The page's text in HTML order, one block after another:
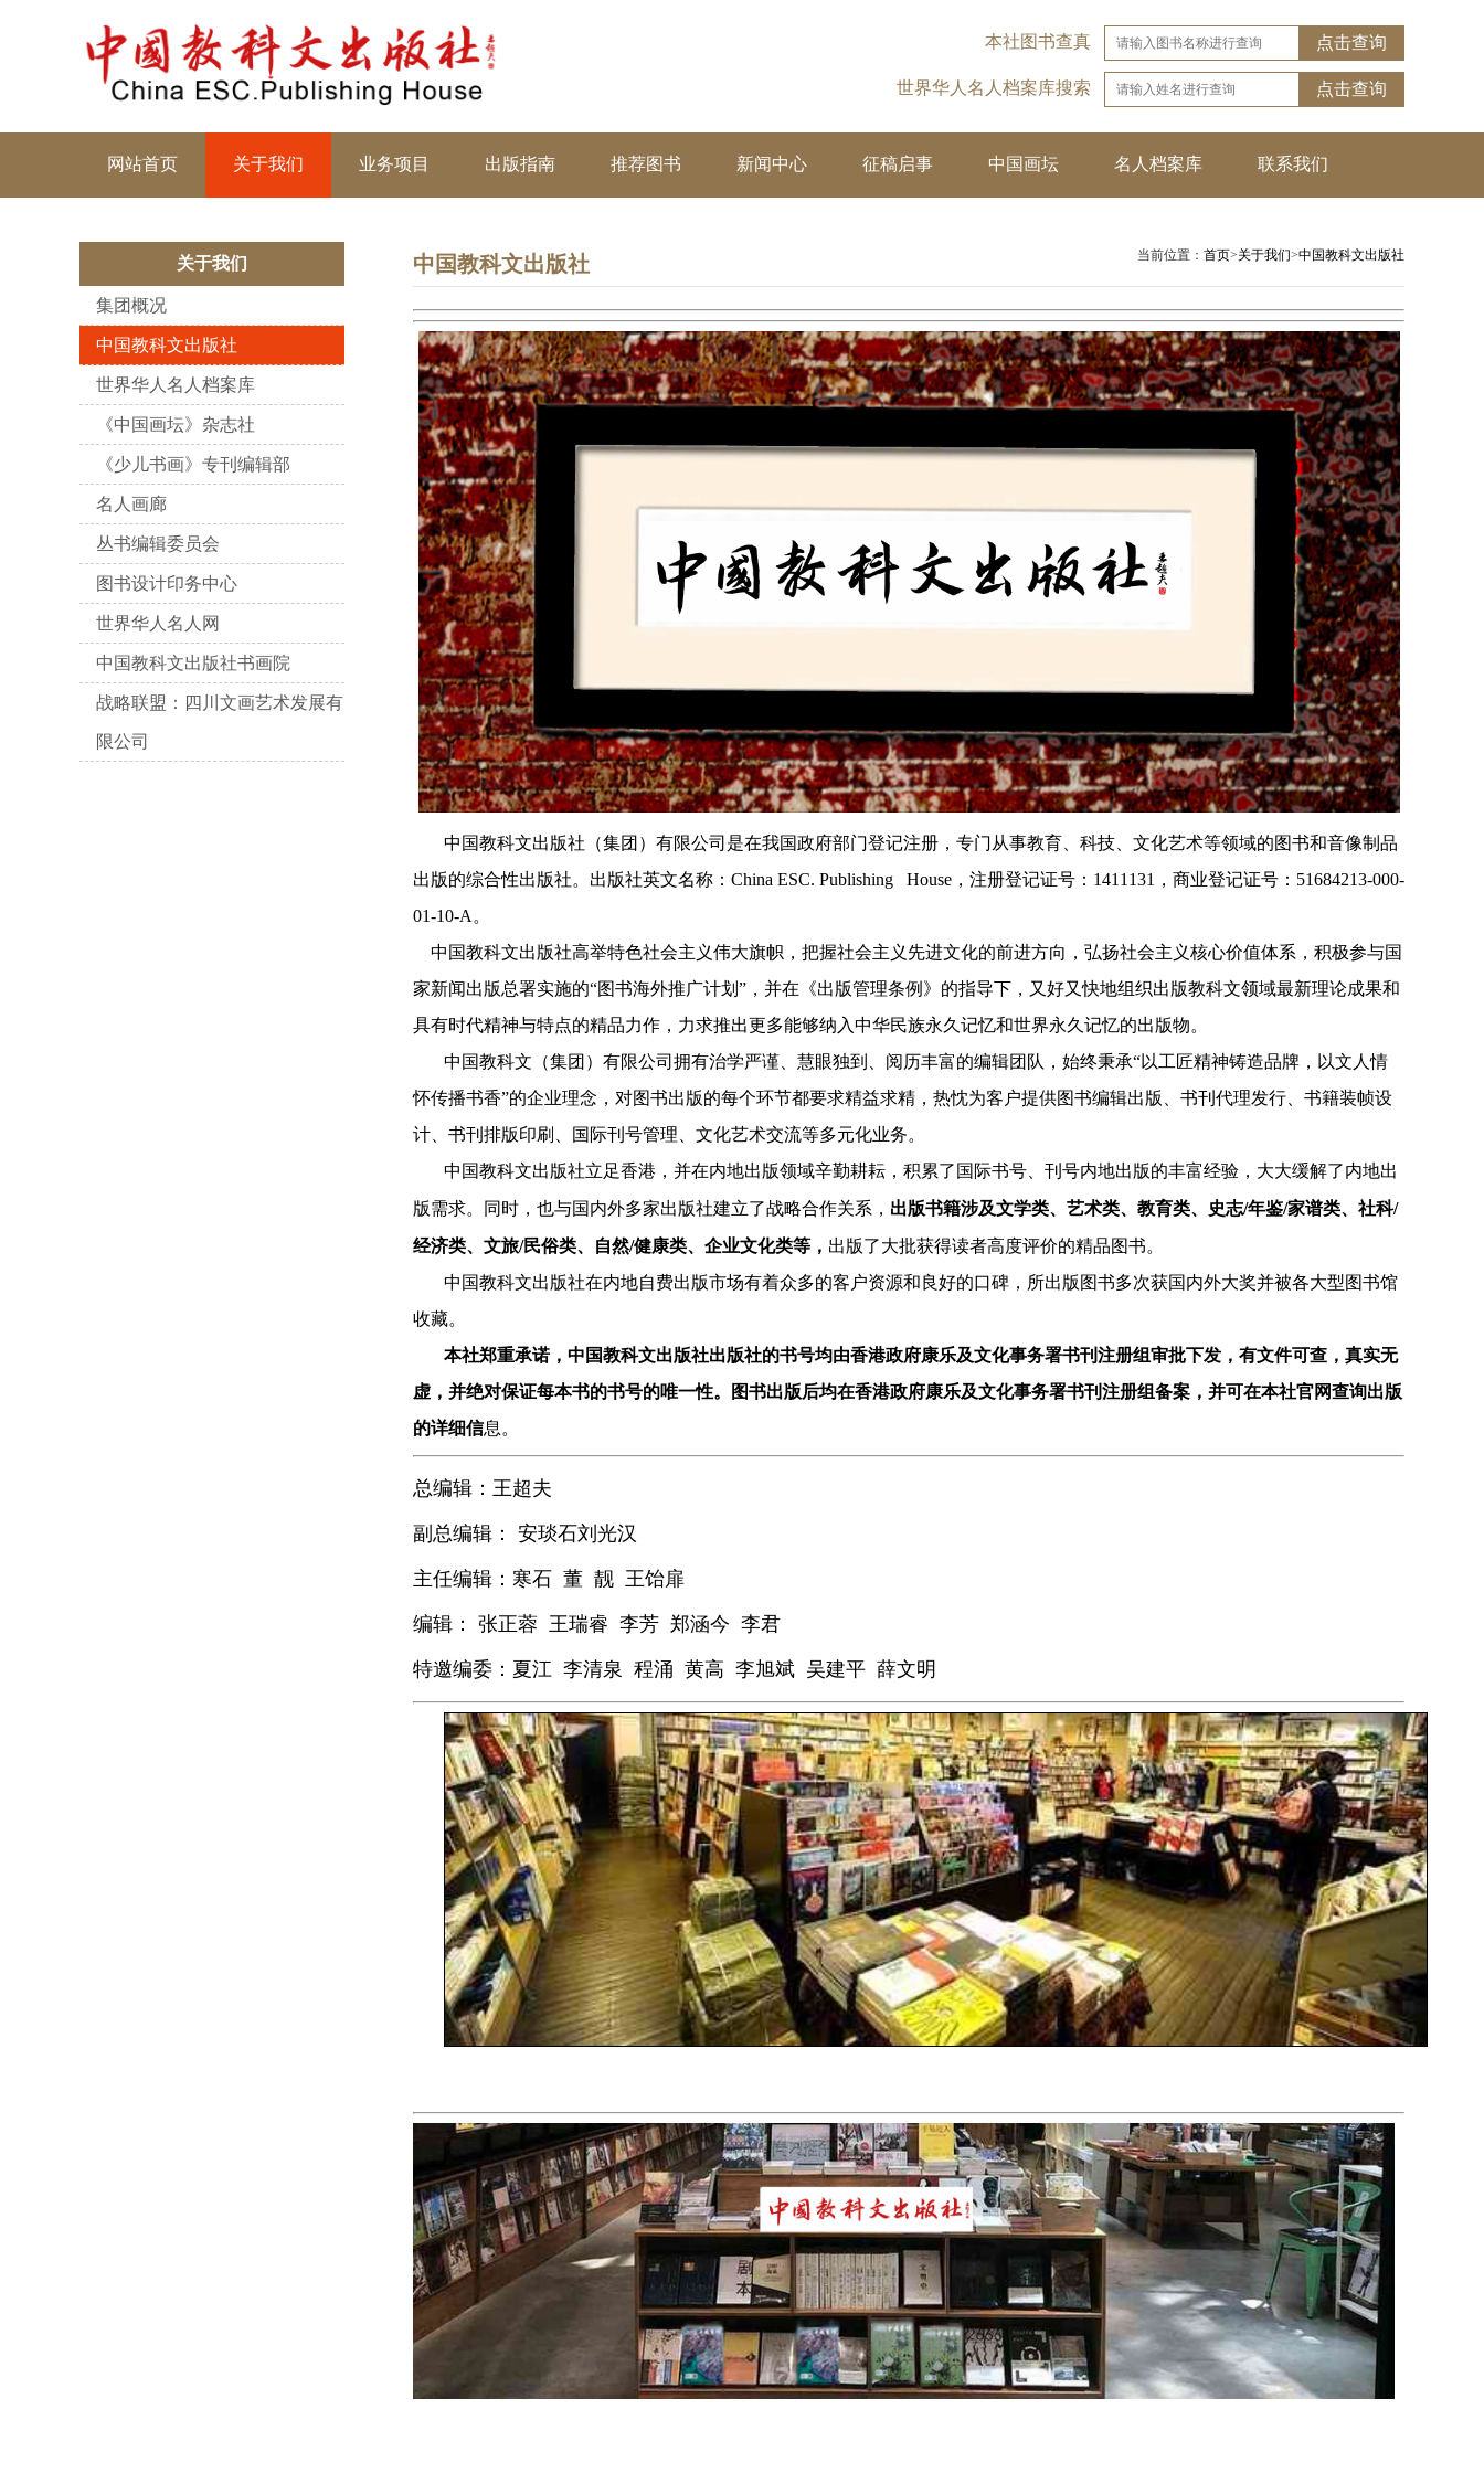
本社图书查真 点击查询
世界华人名人档案库搜索 点击查询
网站首页 关于我们 业务项目 出版指南 推荐图书 新闻中心 征稿启事 中国画坛 名人档案库 联系我们
关于我们
集团概况
中国教科文出版社
世界华人名人档案库
《中国画坛》杂志社
《少儿书画》专刊编辑部
名人画廊
丛书编辑委员会
图书设计印务中心
世界华人名人网
中国教科文出版社书画院
战略联盟：四川文画艺术发展有
限公司
中国教科文出版社 当前位置： 首页>关于我们>中国教科文出版社
中国教科文出版社（集团）有限公司是在我国政府部门登记注册，专门从事教育、科技、文化艺术等领域的图书和音像制品
出版的综合性出版社。出版社英文名称：China ESC. Publishing House，注册登记证号：1411131，商业登记证号：51684213-000-
01-10-A。
中国教科文出版社高举特色社会主义伟大旗帜，把握社会主义先进文化的前进方向，弘扬社会主义核心价值体系，积极参与国
家新闻出版总署实施的“图书海外推广计划”，并在《出版管理条例》的指导下，又好又快地组织出版教科文领域最新理论成果和
具有时代精神与特点的精品力作，力求推出更多能够纳入中华民族永久记忆和世界永久记忆的出版物。
中国教科文（集团）有限公司拥有治学严谨、慧眼独到、阅历丰富的编辑团队，始终秉承“以工匠精神铸造品牌，以文人情
怀传播书香”的企业理念，对图书出版的每个环节都要求精益求精，热忱为客户提供图书编辑出版、书刊代理发行、书籍装帧设
计、书刊排版印刷、国际刊号管理、文化艺术交流等多元化业务。
中国教科文出版社立足香港，并在内地出版领域辛勤耕耘，积累了国际书号、刊号内地出版的丰富经验，大大缓解了内地出
版需求。同时，也与国内外多家出版社建立了战略合作关系， 出版书籍涉及文学类、 艺术类、 教育类、 史志/年鉴/家谱类、 社科/
经济类、 文旅/民俗类、 自然/健康类、 企业文化类等， 出版了大批获得读者高度评价的精品图书。
中国教科文出版社在内地自费出版市场有着众多的客户资源和良好的口碑，所出版图书多次获国内外大奖并被各大型图书馆
收藏。
本社郑重承诺，中国教科文出版社出版社的书号均由香港政府康乐及文化事务署书刊注册组审批下发，有文件可查，真实无
虚，并绝对保证每本书的书号的唯一性。图书出版后均在香港政府康乐及文化事务署书刊注册组备案，并可在本社官网查询出版
的详细信息。
总编辑：王超夫
副总编辑： 安琰石刘光汉
主任编辑：寒石 董 靓 王饴扉
编辑： 张正蓉 王瑞睿 李芳 郑涵今 李君
特邀编委： 夏江 李清泉 程涌 黄高 李旭斌 吴建平 薛文明